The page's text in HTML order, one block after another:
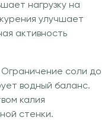
нагрузку на
улучшает
активность
соли до
водный баланс.
калия
стенки.